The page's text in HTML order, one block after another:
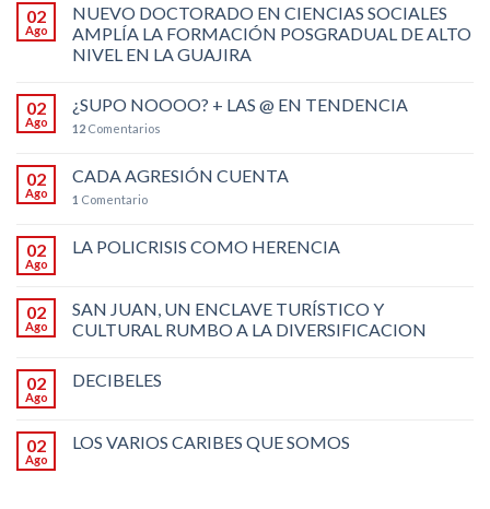
02
Ago
NUEVO DOCTORADO EN CIENCIAS SOCIALES
AMPLÍA LA FORMACIÓN POSGRADUAL DE ALTO
NIVEL EN LA GUAJIRA
02
Ago
¿SUPO NOOOO? + LAS @ EN TENDENCIA
12 Comentarios
02
Ago
CADA AGRESIÓN CUENTA
1 Comentario
02
Ago
LA POLICRISIS COMO HERENCIA
02
Ago
SAN JUAN, UN ENCLAVE TURÍSTICO Y
CULTURAL RUMBO A LA DIVERSIFICACION
02
Ago
DECIBELES
02
Ago
LOS VARIOS CARIBES QUE SOMOS